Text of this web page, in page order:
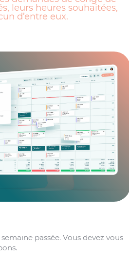
leurs heures souhaitées,
d’entre eux.
passée. Vous devez vous